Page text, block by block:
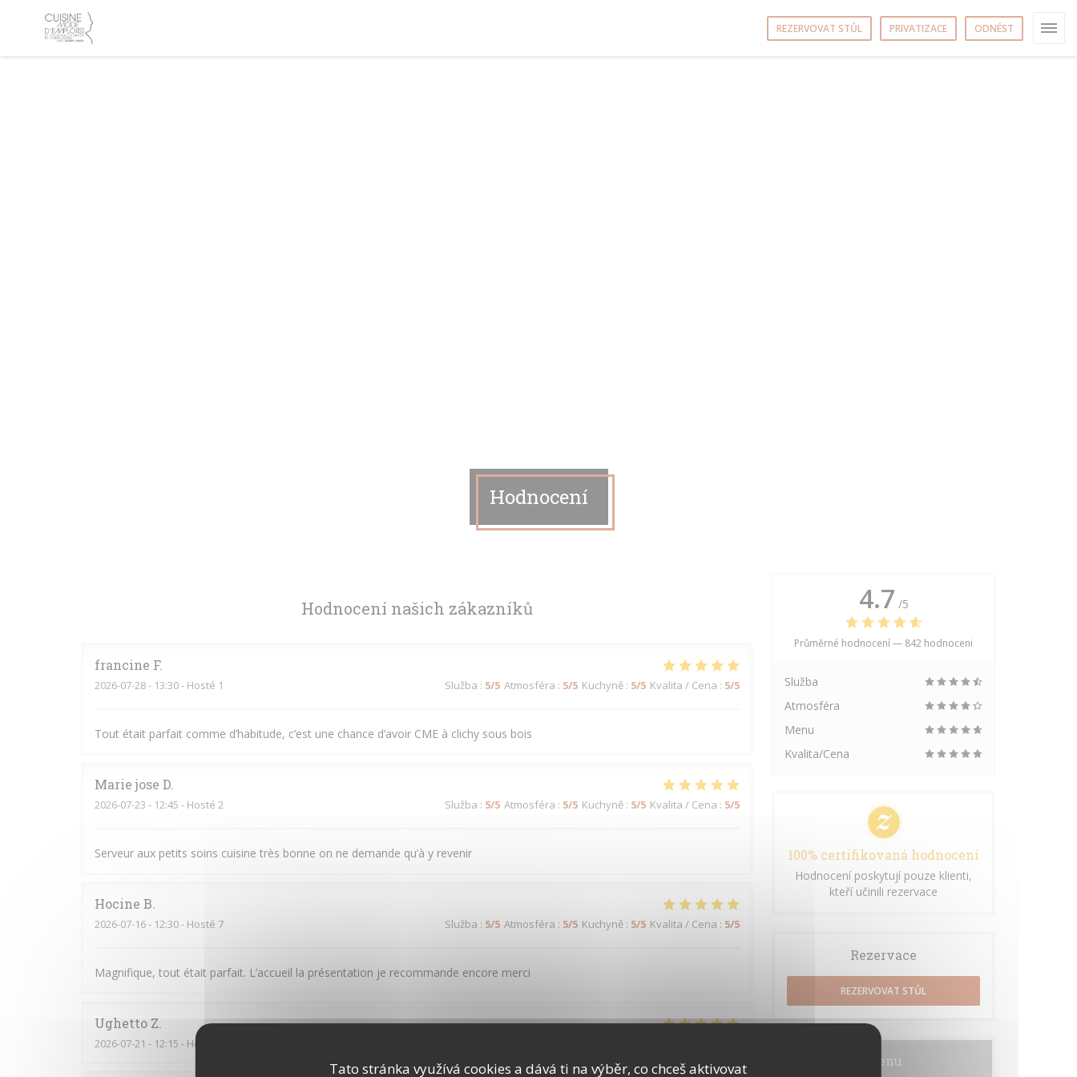
Tato stránka využívá cookies a dává ti na výběr, co chceš aktivovat
REZERVOVAT STŮL PRIVATIZACE ODNÉST
Hodnocení
Hodnocení našich zákazníků
francine F
2026-07-28- 13:30 - Hosté 1 Služba : 5/5 Atmosféra : 5/5 Kuchyně : 5/5 Kvalita / Cena : 5/5
Tout était parfait comme d’habitude, c’est une chance d’avoir CME à clichy sous bois
Marie jose D
2026-07-23 - 12:45 - Hosté 2 Služba : 5/5 Atmosféra : 5/5 Kuchyně : 5/5 Kvalita / Cena : 5/5
Serveur aux petits soins cuisine très bonne on ne demande qu’à y revenir
Hocine B
2026-07-16- 12:30 - Hosté 7 Služba : 5/5 Atmosféra : 5/5 Kuchyně : 5/5 Kvalita / Cena : 5/5
Magnifique, tout était parfait. L’accueil la présentation je recommande encore merci
Ughetto Z
2026-07-21 - 12:15 - Hosté 2
4.7 /5
Průměrné hodnocení — 842 hodnoceni
Služba
Atmosféra
Menu
Kvalita/Cena
100% certifikovaná hodnocení
Hodnocení poskytují pouze klienti,
kteří učinili rezervace
Rezervace
REZERVOVAT STŮL
Menu